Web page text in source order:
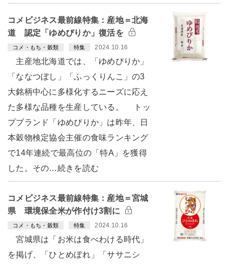
コメビジネス最前線特集：産地＝北海
道 認定「ゆめぴりか」復活を
コメ・もち・穀類 特集 2024.10.16
主産地北海道では、「ゆめぴりか」
「ななつぼし」「ふっくりんこ」の3
大銘柄中心に多様化するニーズに応え
た多様な品種を生産している。 トッ
プブランド「ゆめぴりか」は昨年、日
本穀物検定協会主催の食味ランキング
で14年連続で最高位の「特A」を獲得
した。その…続きを読む
コメビジネス最前線特集：産地＝宮城
県 環境保全米が作付け3割に
コメ・もち・穀類 特集 2024.10.16
宮城県は「お米は食べわける時代」
を掲げ、「ひとめぼれ」「ササニシ